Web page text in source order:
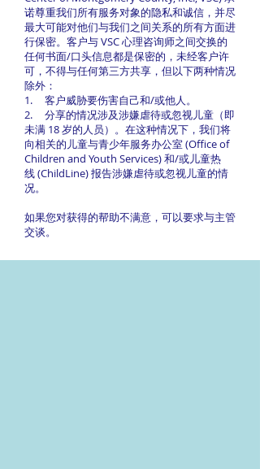
诺尊重我们所有服务对象的隐私和诚信，并尽
最大可能对他们与我们之间关系的所有方面进
行保密。客户与 VSC 心理咨询师之间交换的
任何书面/口头信息都是保密的，未经客户许
可，不得与任何第三方共享，但以下两种情况
除外：
1. 客户威胁要伤害自己和/或他人。
2. 分享的情况涉及涉嫌虐待或忽视儿童（即
未满 18 岁的人员）。在这种情况下，我们将
向相关的儿童与青少年服务办公室 (Office of
Children and Youth Services) 和/或儿童热
线 (ChildLine) 报告涉嫌虐待或忽视儿童的情
况。
如果您对获得的帮助不满意，可以要求与主管
交谈。